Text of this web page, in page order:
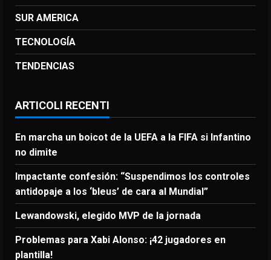
SUR AMERICA
TECNOLOGÍA
TENDENCIAS
ARTICOLI RECENTI
En marcha un boicot de la UEFA a la FIFA si Infantino
no dimite
Impactante confesión: “Suspendimos los controles
antidopaje a los ‘bleus’ de cara al Mundial”
Lewandowski, elegido MVP de la jornada
Problemas para Xabi Alonso: ¡42 jugadores en
plantilla!